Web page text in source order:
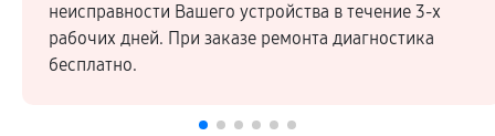
неисправности Вашего устройства в течение 3-х
рабочих дней. При заказе ремонта диагностика
бесплатно.